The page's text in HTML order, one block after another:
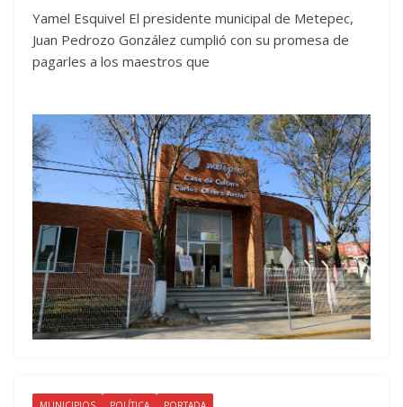
Yamel Esquivel El presidente municipal de Metepec,
Juan Pedrozo González cumplió con su promesa de
pagarles a los maestros que